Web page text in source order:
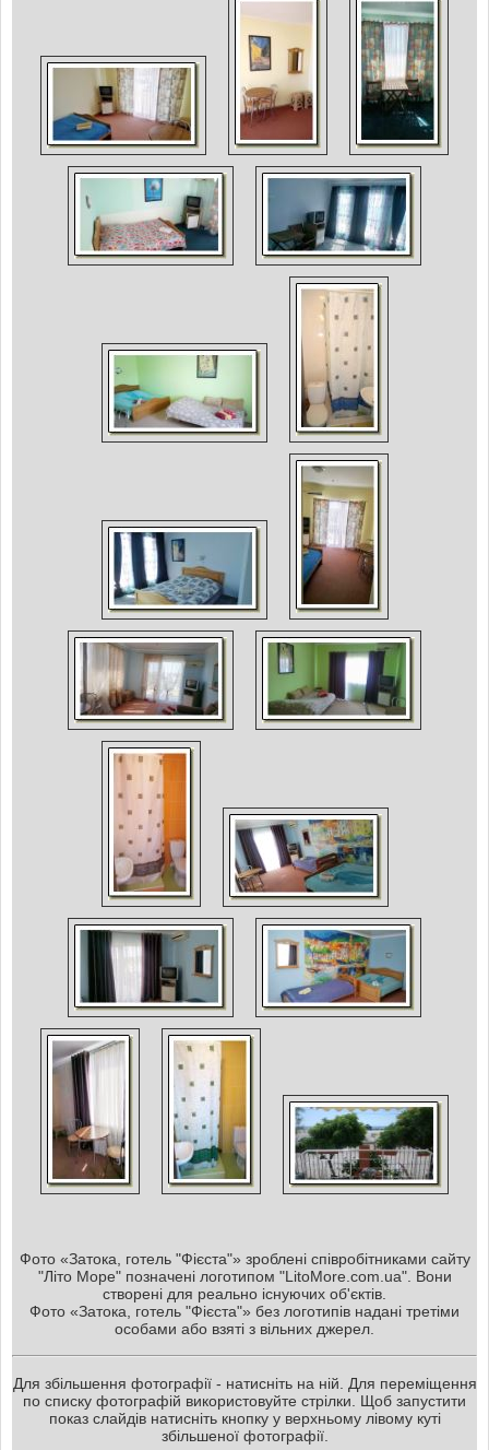
Фото «Затока, готель "Фієста"» зроблені співробітниками сайту
"Літо Море" позначені логотипом "LitoMore.com.ua". Вони
створені для реально існуючих об'єктів.
Фото «Затока, готель "Фієста"» без логотипів надані третіми
особами або взяті з вільних джерел.
Для збільшення фотографії - натисніть на ній. Для переміщення
по списку фотографій використовуйте стрілки. Щоб запустити
показ слайдів натисніть кнопку у верхньому лівому куті
збільшеної фотографії.